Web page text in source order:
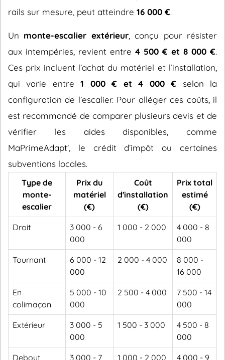
rails sur mesure, peut atteindre 16 000 €.
Un monte-escalier extérieur, conçu pour résister
aux intempéries, revient entre 4 500 € et 8 000 €.
Ces prix incluent l’achat du matériel et l’installation,
qui varie entre1 000 € et 4 000 € selon la
configuration de l’escalier. Pour alléger ces coûts, il
est recommandé de comparer plusieurs devis et de
vérifier les aides disponibles, comme
MaPrimeAdapt', le crédit d’impôt ou certaines
subventions locales.
Type de
monte-
escalier
Prix du
matériel
(€)
Coût
d'installation
(€)
Prix total
estimé
(€)
Droit
3 000 - 6
000
1 000 - 2 000
4 000 - 8
000
Tournant
6 000 - 12
000
2 000 - 4 000
8 000 -
16 000
En
colimaçon
5 000 - 10
000
2 500 - 4 000
7 500 - 14
000
Extérieur
3 000 - 5
000
1 500 - 3 000
4 500 - 8
000
Debout
3 000 - 7
1 000 - 2 000
4 000 - 9